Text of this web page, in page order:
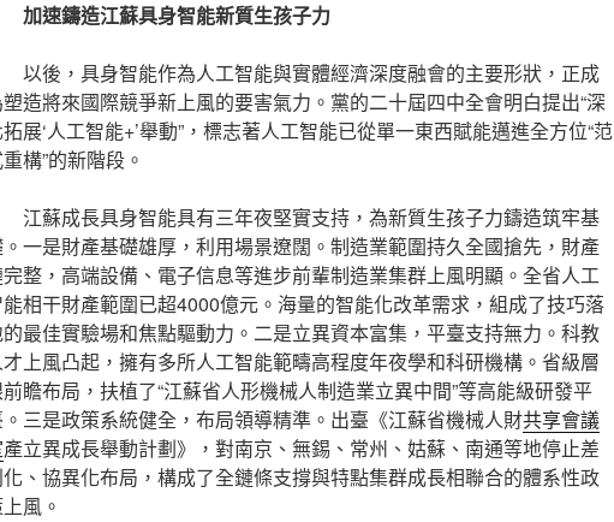
加速鑄造江蘇具身智能新質生孩子力
以後，具身智能作為人工智能與實體經濟深度融會的主要形狀，正成
造將來國際競爭新上風的要害氣力。黨的二十屆四中全會明白提出“深
展‘人工智能+’舉動”，標志著人工智能已從單一東西賦能邁進全方位“范
構”的新階段。
江蘇成長具身智能具有三年夜堅實支持，為新質生孩子力鑄造筑牢基
一是財產基礎雄厚，利用場景遼闊。制造業範圍持久全國搶先，財產
整，高端設備、電子信息等進步前輩制造業集群上風明顯。全省人工
相干財產範圍已超4000億元。海量的智能化改革需求，組成了技巧落
最佳實驗場和焦點驅動力。二是立異資本富集，平臺支持無力。科教
上風凸起，擁有多所人工智能範疇高程度年夜學和科研機構。省級層
瞻布局，扶植了“江蘇省人形機械人制造業立異中間”等高能級研發平
三是政策系統健全，布局領導精準。出臺《江蘇省機械人財共享會議
產立異成長舉動計劃》，對南京、無錫、常州、姑蘇、南通等地停止差
、協異化布局，構成了全鏈條支撐與特點集群成長相聯合的體系性政
風。